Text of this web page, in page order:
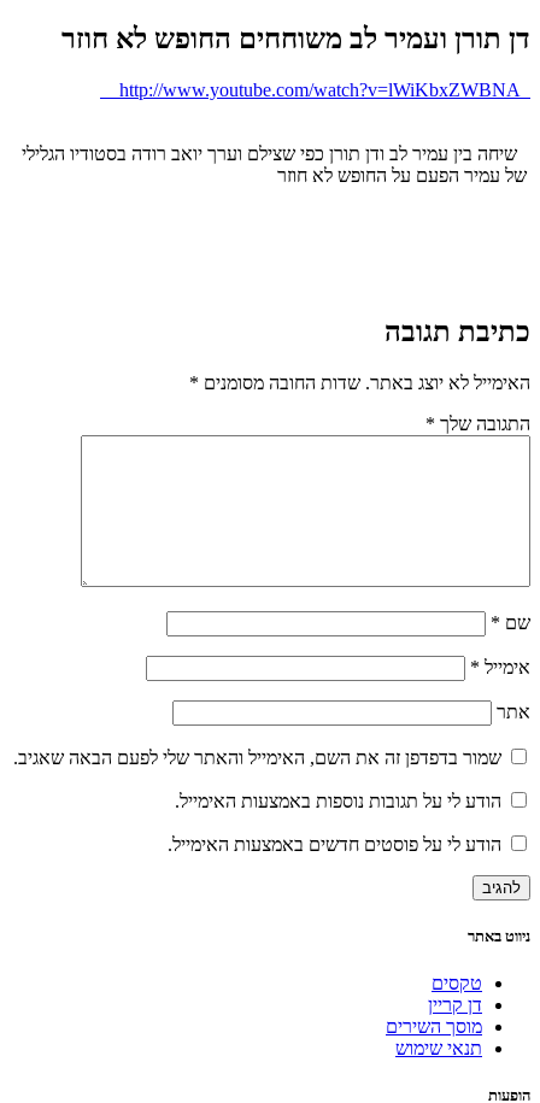
דן תורן ועמיר לב משוחחים החופש לא חוזר
שיחה בין עמיר לב ודן תורן כפי שצילם וערך יואב רודה בסטודיו הגלילי
של עמיר הפעם על החופש לא חוזר
כתיבת תגובה
האימייל לא יוצג באתר. שדות החובה מסומנים *
התגובה שלך *
שם *
אימייל *
אתר
שמור בדפדפן זה את השם, האימייל והאתר שלי לפעם הבאה שאגיב.
הודע לי על תגובות נוספות באמצעות האימייל.
הודע לי על פוסטים חדשים באמצעות האימייל.
ניווט באתר
טקסים
דן קריין
מוסך השירים
תנאי שימוש
הופעות